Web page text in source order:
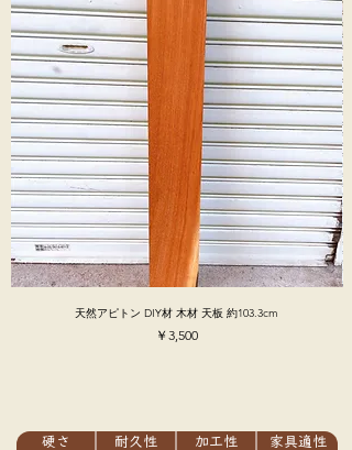
天然アピトン DIY材 木材 天板 約103.3cm
価格
￥3,500
硬さ 耐久性 加工性 家具適性